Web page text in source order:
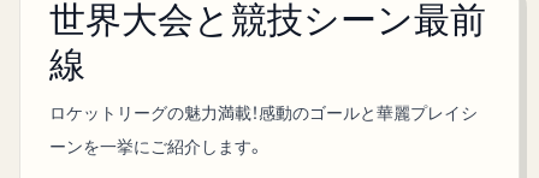
世界大会と競技シーン最前
線
ロケットリーグの魅力満載！感動のゴールと華麗プレイシ
ーンを一挙にご紹介します。